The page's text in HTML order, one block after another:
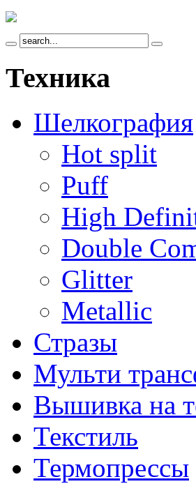
Техника
Шелкография
Hot split
Puff
High
Double
Glitter
Metallic
Стразы
Мульти
Вышивка на
Текстиль
Термопрессы